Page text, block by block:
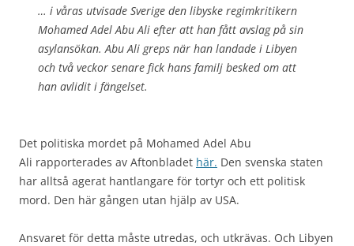
… i våras utvisade Sverige den libyske regimkritikern
Mohamed Adel Abu Ali efter att han fått avslag på sin
asylansökan. Abu Ali greps när han landade i Libyen
och två veckor senare fick hans familj besked om att
han avlidit i fängelset.
Det politiska mordet på Mohamed Adel Abu
Ali rapporterades av Aftonbladet här. Den svenska staten
har alltså agerat hantlangare för tortyr och ett politisk
mord. Den här gången utan hjälp av USA.
Ansvaret för detta måste utredas, och utkrävas. Och Libyen